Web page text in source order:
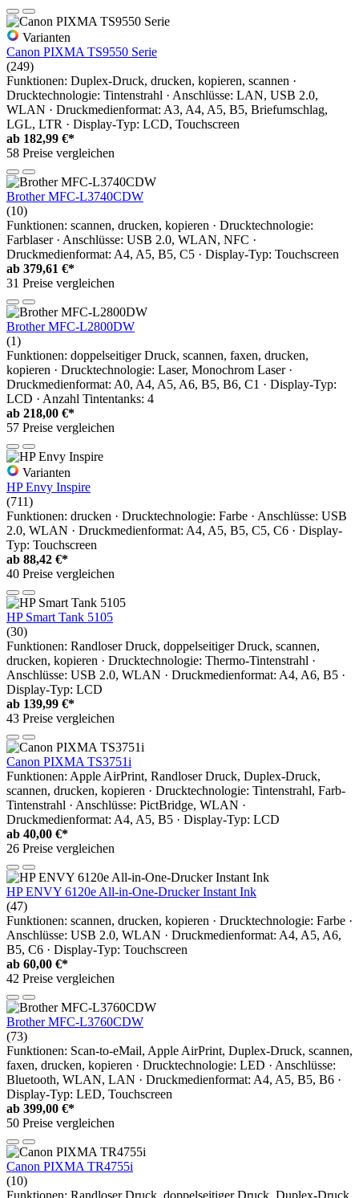
Varianten
Canon PIXMA TS9550 Serie
(249)
Funktionen: Duplex-Druck, drucken, kopieren, scannen ·
Drucktechnologie: Tintenstrahl · Anschlüsse: LAN, USB 2.0,
WLAN · Druckmedienformat: A3, A4, A5, B5, Briefumschlag,
LGL, LTR · Display-Typ: LCD, Touchscreen
ab 182,99 €*
58 Preise vergleichen
Brother MFC-L3740CDW
(10)
Funktionen: scannen, drucken, kopieren · Drucktechnologie:
Farblaser · Anschlüsse: USB 2.0, WLAN, NFC ·
Druckmedienformat: A4, A5, B5, C5 · Display-Typ: Touchscreen
ab 379,61 €*
31 Preise vergleichen
Brother MFC-L2800DW
(1)
Funktionen: doppelseitiger Druck, scannen, faxen, drucken,
kopieren · Drucktechnologie: Laser, Monochrom Laser ·
Druckmedienformat: A0, A4, A5, A6, B5, B6, C1 · Display-Typ:
LCD · Anzahl Tintentanks: 4
ab 218,00 €*
57 Preise vergleichen
Varianten
HP Envy Inspire
(711)
Funktionen: drucken · Drucktechnologie: Farbe · Anschlüsse: USB
2.0, WLAN · Druckmedienformat: A4, A5, B5, C5, C6 · Display-
Typ: Touchscreen
ab 88,42 €*
40 Preise vergleichen
HP Smart Tank 5105
(30)
Funktionen: Randloser Druck, doppelseitiger Druck, scannen,
drucken, kopieren · Drucktechnologie: Thermo-Tintenstrahl ·
Anschlüsse: USB 2.0, WLAN · Druckmedienformat: A4, A6, B5 ·
Display-Typ: LCD
ab 139,99 €*
43 Preise vergleichen
Canon PIXMA TS3751i
Funktionen: Apple AirPrint, Randloser Druck, Duplex-Druck,
scannen, drucken, kopieren · Drucktechnologie: Tintenstrahl, Farb-
Tintenstrahl · Anschlüsse: PictBridge, WLAN ·
Druckmedienformat: A4, A5, B5 · Display-Typ: LCD
ab 40,00 €*
26 Preise vergleichen
HP ENVY 6120e All-in-One-Drucker Instant Ink
(47)
Funktionen: scannen, drucken, kopieren · Drucktechnologie: Farbe ·
Anschlüsse: USB 2.0, WLAN · Druckmedienformat: A4, A5, A6,
B5, C6 · Display-Typ: Touchscreen
ab 60,00 €*
42 Preise vergleichen
Brother MFC-L3760CDW
(73)
Funktionen: Scan-to-eMail, Apple AirPrint, Duplex-Druck, scannen,
faxen, drucken, kopieren · Drucktechnologie: LED · Anschlüsse:
Bluetooth, WLAN, LAN · Druckmedienformat: A4, A5, B5, B6 ·
Display-Typ: LED, Touchscreen
ab 399,00 €*
50 Preise vergleichen
Canon PIXMA TR4755i
(10)
Funktionen: Randloser Druck, doppelseitiger Druck, Duplex-Druck,